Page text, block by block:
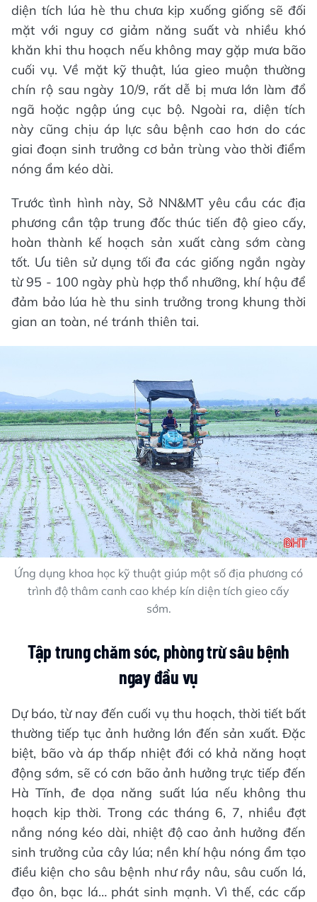
diện tích lúa hè thu chưa kịp xuống giống sẽ đối
mặt với nguy cơ giảm năng suất và nhiều khó
khăn khi thu hoạch nếu không may gặp mưa bão
cuối vụ. Về mặt kỹ thuật, lúa gieo muộn thường
chín rộ sau ngày 10/9, rất dễ bị mưa lớn làm đổ
ngã hoặc ngập úng cục bộ. Ngoài ra, diện tích
này cũng chịu áp lực sâu bệnh cao hơn do các
giai đoạn sinh trưởng cơ bản trùng vào thời điểm
nóng ẩm kéo dài.
Trước tình hình này, Sở NN&MT yêu cầu các địa
phương cần tập trung đốc thúc tiến độ gieo cấy,
hoàn thành kế hoạch sản xuất càng sớm càng
tốt. Ưu tiên sử dụng tối đa các giống ngắn ngày
từ 95 - 100 ngày phù hợp thổ nhưỡng, khí hậu để
đảm bảo lúa hè thu sinh trưởng trong khung thời
gian an toàn, né tránh thiên tai.
Ứng dụng khoa học kỹ thuật giúp một số địa phương có
trình độ thâm canh cao khép kín diện tích gieo cấy
sớm.
Tập trung chăm sóc, phòng trừ sâu bệnh
ngay đầu vụ
Dự báo, từ nay đến cuối vụ thu hoạch, thời tiết bất
thường tiếp tục ảnh hưởng lớn đến sản xuất. Đặc
biệt, bão và áp thấp nhiệt đới có khả năng hoạt
động sớm, sẽ có cơn bão ảnh hưởng trực tiếp đến
Hà Tĩnh, đe dọa năng suất lúa nếu không thu
hoạch kịp thời. Trong các tháng 6, 7, nhiều đợt
nắng nóng kéo dài, nhiệt độ cao ảnh hưởng đến
sinh trưởng của cây lúa; nền khí hậu nóng ẩm tạo
điều kiện cho sâu bệnh như rầy nâu, sâu cuốn lá,
đạo ôn, bạc lá… phát sinh mạnh. Vì thế, các cấp